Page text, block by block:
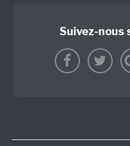
Suivez-nous